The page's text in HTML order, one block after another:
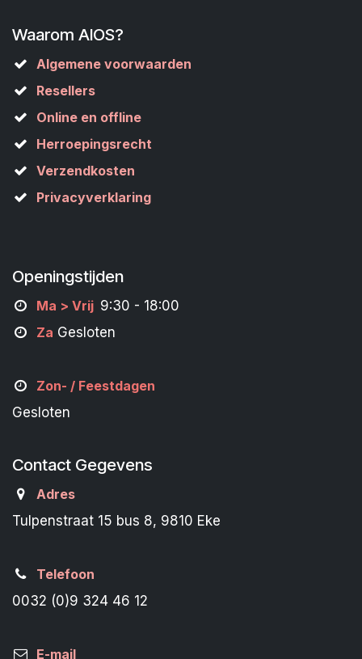
Waarom AIOS?
Algemene voorwaarden
Resellers
Online en offline
Herroepingsrecht
Verzendkosten
Privacyverklaring
Openingstijden
Ma > Vrij 9:30 - 18:00
Za Gesloten
Zon- / Feestdagen
Gesloten
Contact Gegevens
Adres
Tulpenstraat 15 bus 8, 9810 Eke
Telefoon
0032 (0)9 324 46 12
E-mail